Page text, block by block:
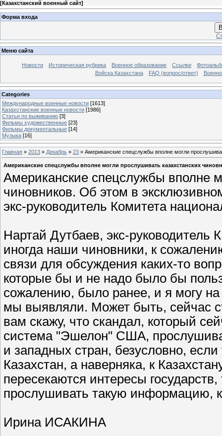
[Казахстанский военный сайт]
Форма входа
Меню сайта
Новости Историческая рубрика Военное образование Ссылки
Войска Казахстана
FAQ (вопрос/ответ)
Categories
Международные военные новости [1613]
Казахстанские военные новости [1986]
Статьи по выживанию [3]
Фильмы художественные [23]
Фильмы документальные [14]
Музыка [16]
Главная » 2013 » Декабрь » 23 » Американские спецслужбы вполне могли
Американские спецслужбы вполне могли прослушивать казахстанских
Американские спецслужбы вполне
чиновников. Об этом в
экс-руководитель Комитета
Нартай Дутбаев, экс-руководитель
иногда наши чиновники, к
связи для обсуждения каких-то
которые бы и не надо было бы
сожалению, было ранее, и я могу
мы выявляли. Может быть, сейчас
вам скажу, что скандал, который
система "Эшелон" США,
и западных стран, безусловно,
Казахстан, а наверняка, к
пересекаются интересы
прослушивать такую информацию,
Ирина ИСАКИНА